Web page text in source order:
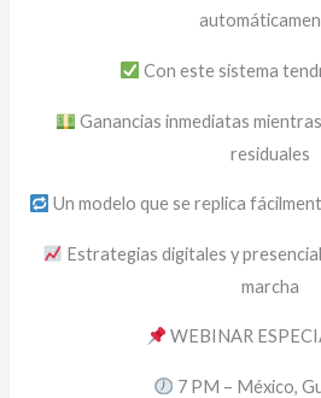
Con este sistema
Ganancias inmediatas
residuales
Un modelo que se replica
Estrategias digitales y
marcha
WEBINAR
7 PM – México,